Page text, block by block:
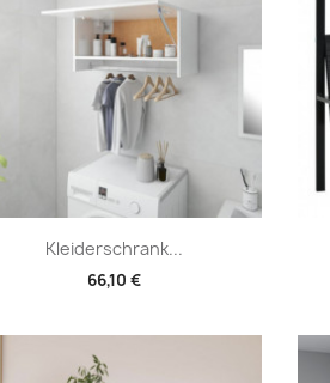
Kleiderschrank...
66,10 €
Vorschau